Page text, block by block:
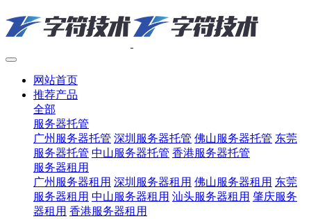
网站首页
推荐产品
全部
服务器托管
广州服务器托管 深圳服务器托管 佛山服务器托管 东莞
服务器托管 中山服务器托管 香港服务器托管
服务器租用
广州服务器租用 深圳服务器租用 佛山服务器租用 东莞
服务器租用 中山服务器租用 汕头服务器租用 肇庆服务
器租用 香港服务器租用